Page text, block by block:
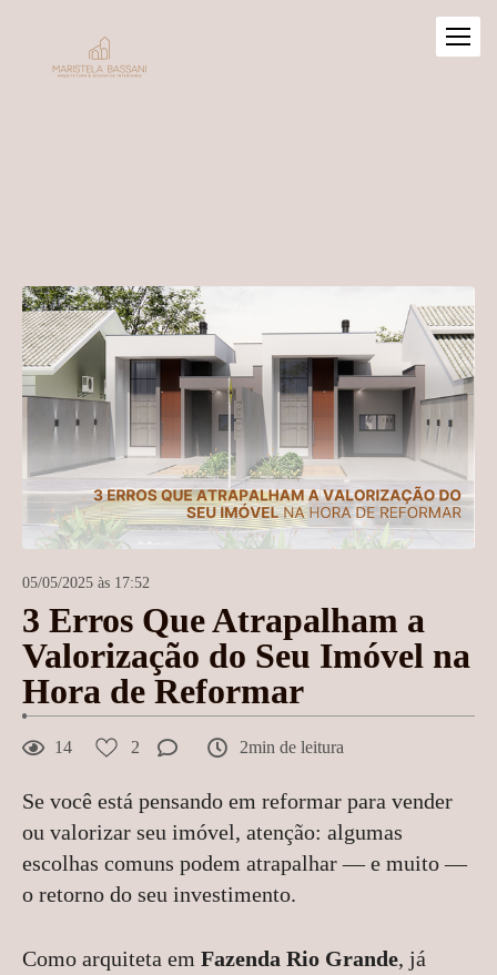
05/05/2025 às 17:52
3 Erros Que Atrapalham a
Valorização do Seu Imóvel na
Hora de Reformar
14 2 2min de leitura
Se você está pensando em reformar para vender
ou valorizar seu imóvel, atenção: algumas
escolhas comuns podem atrapalhar — e muito —
o retorno do seu investimento.
Como arquiteta em Fazenda Rio Grande, já